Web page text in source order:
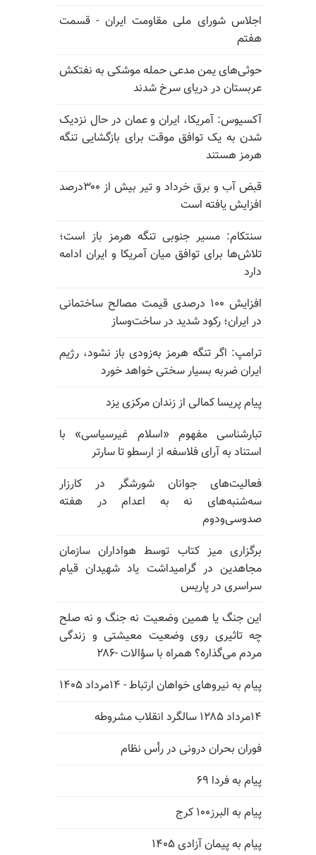
اجلاس شورای ملی مقاومت ایران - قسمت
هفتم
حوثی‌های یمن مدعی حمله موشکی به نفتکش
عربستان در دریای سرخ شدند
آکسیوس: آمریکا، ایران و عمان در حال نزدیک
شدن به یک توافق موقت برای بازگشایی تنگه
هرمز هستند
قبض آب و برق خرداد و تیر بیش از ۳۰۰درصد
افزایش یافته است
سنتکام: مسیر جنوبی تنگه هرمز باز است؛
تلاش‌ها برای توافق میان آمریکا و ایران ادامه
دارد
افزایش ۱۰۰ درصدی قیمت مصالح ساختمانی
در ایران؛ رکود شدید در ساخت‌وساز
ترامپ: اگر تنگه هرمز به‌زودی باز نشود، رژیم
ایران ضربه بسیار سختی خواهد خورد
پیام پریسا کمالی از زندان مرکزی یزد
تبارشناسی مفهوم «اسلام غیرسیاسی» با
استناد به آرای فلاسفه از ارسطو تا سارتر
فعالیت‌های جوانان شورشگر در کارزار
سه‌شنبه‌های نه به اعدام در هفته
صدوسی‌و‌دوم
برگزاری میز کتاب توسط هواداران سازمان
مجاهدین در گرامیداشت یاد شهیدان قیام
سراسری در پاریس
این جنگ یا همین وضعیت نه جنگ و نه صلح
چه تاثیری روی وضعیت معیشتی و زندگی
مردم می‌گذاره؟ همراه با سؤالات -۲۸۶
پیام به نیروهای خواهان ارتباط - ۱۴مرداد ۱۴۰۵
۱۴مرداد ۱۲۸۵ سالگرد انقلاب مشروطه
فوران بحران درونی در رأس نظام
پیام به فردا ۶۹
پیام به البرز۱۰۰ کرج
پیام به پیمان آزادی ۱۴۰۵